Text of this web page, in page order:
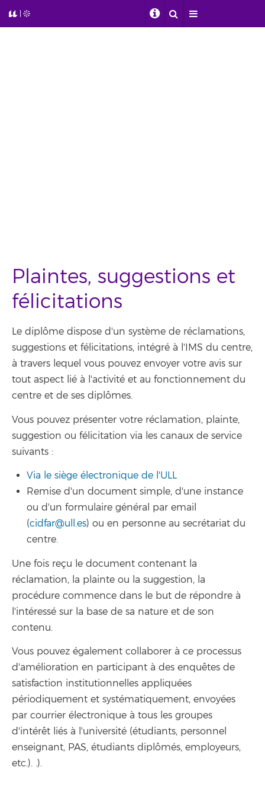
Plaintes, suggestions et
félicitations
Le diplôme dispose d'un système de réclamations,
suggestions et félicitations, intégré à l'IMS du centre,
à travers lequel vous pouvez envoyer votre avis sur
tout aspect lié à l'activité et au fonctionnement du
centre et de ses diplômes.
Vous pouvez présenter votre réclamation, plainte,
suggestion ou félicitation via les canaux de service
suivants :
Via le siège électronique de l'ULL
Remise d'un document simple, d'une instance
ou d'un formulaire général par email
(cidfar@ull.es) ou en personne au secrétariat du
centre.
Une fois reçu le document contenant la
réclamation, la plainte ou la suggestion, la
procédure commence dans le but de répondre à
l'intéressé sur la base de sa nature et de son
contenu.
Vous pouvez également collaborer à ce processus
d'amélioration en participant à des enquêtes de
satisfaction institutionnelles appliquées
périodiquement et systématiquement, envoyées
par courrier électronique à tous les groupes
d'intérêt liés à l'université (étudiants, personnel
enseignant, PAS, étudiants diplômés, employeurs,
etc.). .).